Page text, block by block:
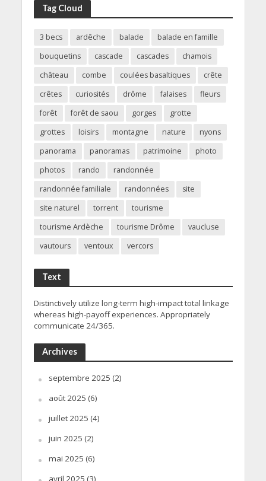
Tag Cloud
3 becs ardêche balade
balade en famille
bouquetins
cascade cascades
chamois
château
combe coulées basaltiques
crête
crêtes
curiosités drôme falaises
fleurs
forêt
forêt de saou gorges
grotte
grottes
loisirs montagne nature
nyons
panorama
panoramas patrimoine
photo
photos
rando
randonnée
randonnée familiale
randonnées
site
site naturel
torrent
tourisme
tourisme Ardèche
tourisme Drôme
vaucluse
vautours
ventoux vercors
Text
Distinctively utilize long-term high-impact total linkage
whereas high-payoff experiences. Appropriately
communicate 24/365.
Archives
septembre 2025 (2)
août 2025 (6)
juillet 2025 (4)
juin 2025 (2)
mai 2025 (6)
avril 2025 (3)